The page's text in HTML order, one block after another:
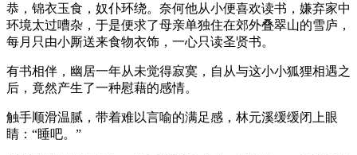
恭，锦衣玉食，奴仆环绕。奈何他从小便喜欢读书，嫌弃家中
环境太过嘈杂，于是便求了母亲单独住在郊外叠翠山的雪庐，
每月只由小厮送来食物衣饰，一心只读圣贤书。
有书相伴，幽居一年从未觉得寂寞，自从与这小小狐狸相遇之
后，竟然产生了一种慰藉的感情。
触手顺滑温腻，带着难以言喻的满足感，林元溪缓缓闭上眼
睛：“睡吧。”